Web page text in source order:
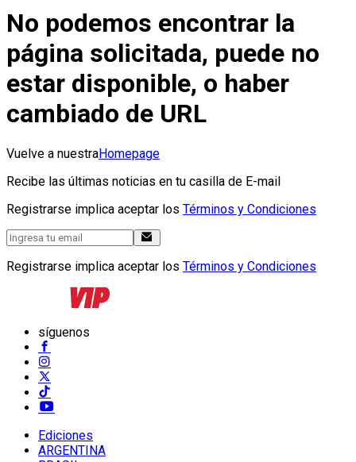
No podemos encontrar la
página solicitada, puede no
estar disponible, o haber
cambiado de URL
Vuelve a nuestraHomepage
Recibe las últimas noticias en tu casilla de E-mail
Registrarse implica aceptar los Términos y Condiciones
Registrarse implica aceptar los Términos y Condiciones
síguenos
Ediciones
ARGENTINA